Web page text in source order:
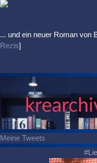
... und ein neuer Roman von
Rezis]
Meine Tweets